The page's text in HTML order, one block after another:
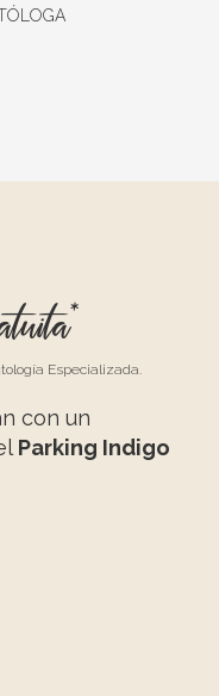
Especializada.
con un
Parking Indigo